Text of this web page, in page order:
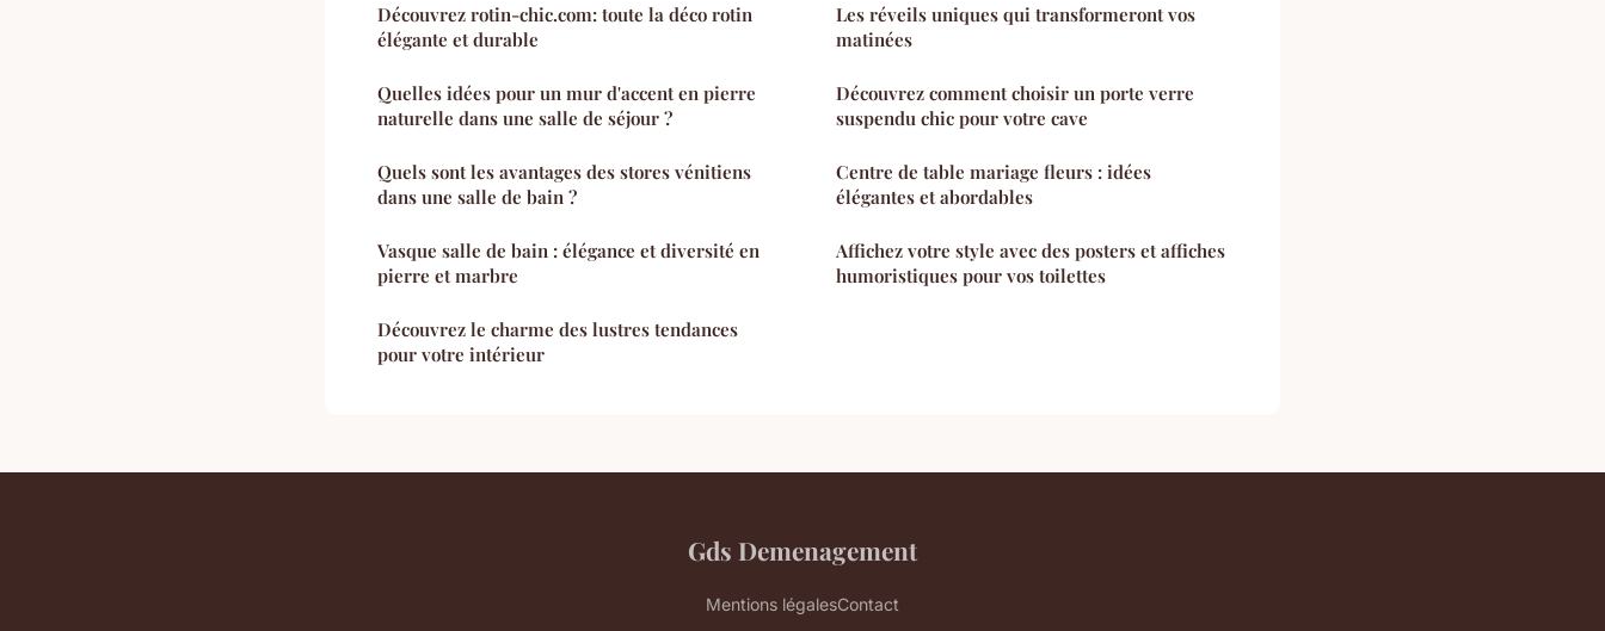
Découvrez rotin-chic.com: toute la déco rotin
élégante et durable
Quelles idées pour un mur d'accent en pierre
naturelle dans une salle de séjour ?
Quels sont les avantages des stores vénitiens
dans une salle de bain ?
Vasque salle de bain : élégance et diversité en
pierre et marbre
Découvrez le charme des lustres tendances
pour votre intérieur
Les réveils uniques qui transformeront vos
matinées
Découvrez comment choisir un porte verre
suspendu chic pour votre cave
Centre de table mariage fleurs : idées
élégantes et abordables
Affichez votre style avec des posters et affiches
humoristiques pour vos toilettes
Gds Demenagement
Mentions légalesContact